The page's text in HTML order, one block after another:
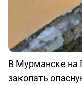
В Мурманске на
закопать